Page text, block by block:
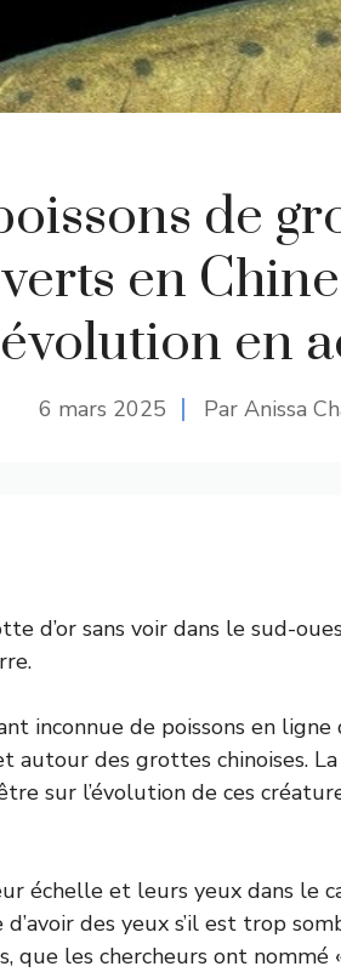
de
en
en
6 mars 2025 Par Anissa
d’or sans voir dans le sud-
inconnue de poissons en ligne
autour des grottes chinoises. La
sur l’évolution de ces
échelle et leurs yeux dans le
des yeux s’il est trop
que les chercheurs ont nommé